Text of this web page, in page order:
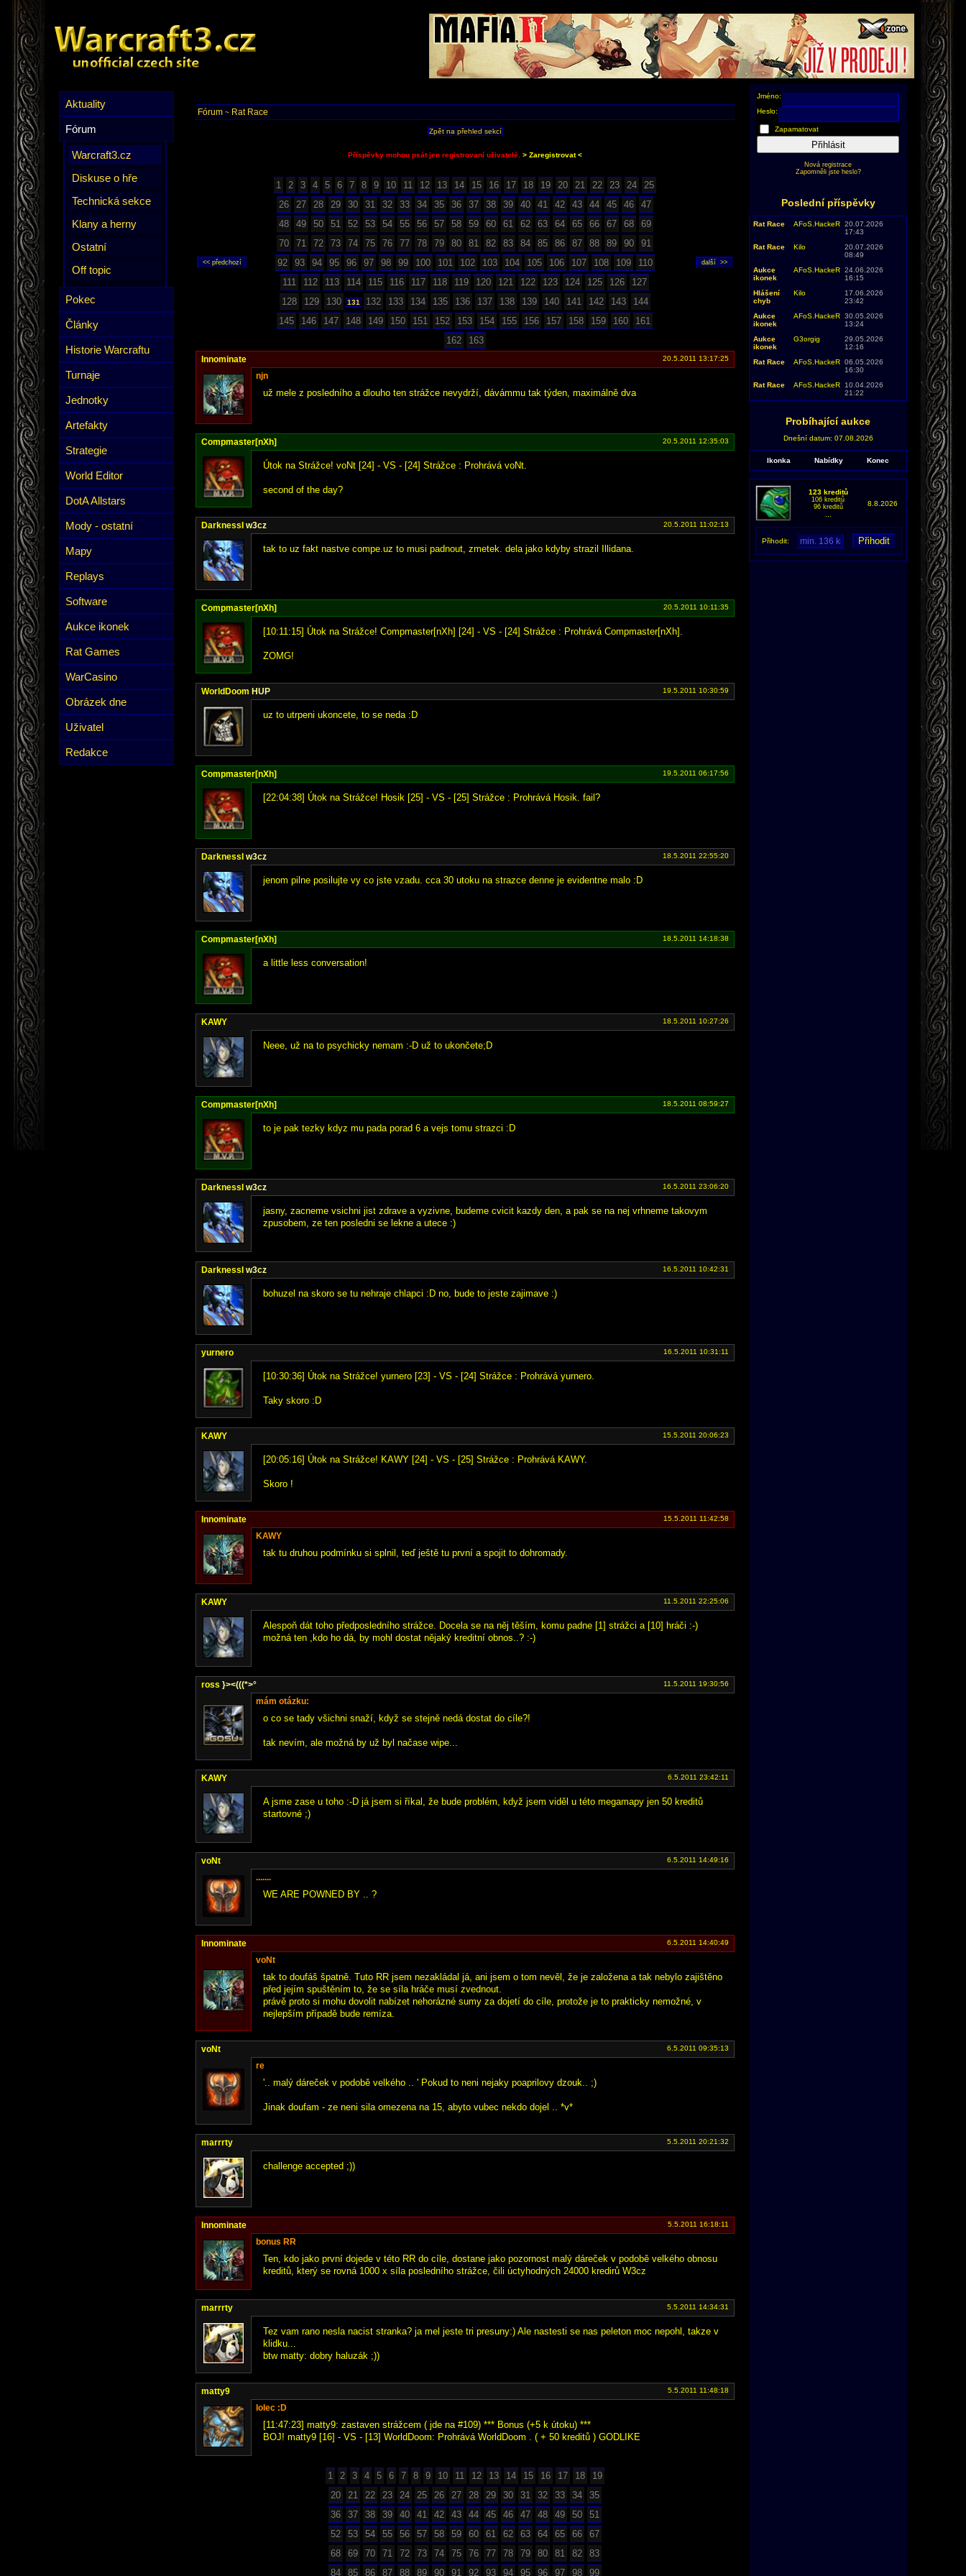
Aktuality
Fórum
Warcraft3.cz
Diskuse o hře
Technická sekce
Klany a herny
Ostatní
Off topic
Pokec
Články
Historie Warcraftu
Turnaje
Jednotky
Artefakty
Strategie
World Editor
DotA Allstars
Mody - ostatní
Mapy
Replays
Software
Aukce ikonek
Rat Games
WarCasino
Obrázek dne
Uživatel
Redakce
Fórum ~ Rat Race
Zpět na přehled sekcí
Příspěvky mohou psát jen registrovaní uživatelé. > Zaregistrovat <
1 2 3 4 5 6 7 8 9 10 11 12 13 14 15 16 17 18 19 20 21 22 23 24
25
26
27 28 29 30 31 32 33 34 35 36 37 38 39 40 41 42 43 44 45 46
47
48
49 50 51 52 53 54 55 56 57 58 59 60 61 62 63 64 65 66 67 68
69
70
71 72 73 74 75 76 77 78 79 80 81 82 83 84 85 86 87 88 89 90
91
92
93 94 95 96 97 98 99 100 101 102 103 104 105 106 107 108 109
110
111
112 113 114 115 116 117 118 119 120 121 122 123 124 125 126
127
128
129 130 131 132 133 134 135 136 137 138 139 140 141 142 143
144
145
146 147 148 149 150 151 152 153 154 155 156 157 158 159 160
161
162
163
Innominate 20.5.2011 13:17:25
njn
už mele z posledního a dlouho ten strážce nevydrží, dávámmu tak týden, maximálně dva
Compmaster[nXh] 20.5.2011 12:35:03
Útok na Strážce! voNt [24] - VS - [24] Strážce : Prohrává voNt.
second of the day?
DarknessI w3cz 20.5.2011 11:02:13
tak to uz fakt nastve compe.uz to musi padnout, zmetek. dela jako kdyby strazil Illidana.
Compmaster[nXh] 20.5.2011 10:11:35
[10:11:15] Útok na Strážce! Compmaster[nXh] [24] - VS - [24] Strážce : Prohrává Compmaster[nXh].
ZOMG!
WorldDoom HUP 19.5.2011 10:30:59
uz to utrpeni ukoncete, to se neda :D
Compmaster[nXh] 19.5.2011 06:17:56
[22:04:38] Útok na Strážce! Hosik [25] - VS - [25] Strážce : Prohrává Hosik. fail?
DarknessI w3cz 18.5.2011 22:55:20
jenom pilne posilujte vy co jste vzadu. cca 30 utoku na strazce denne je evidentne malo :D
Compmaster[nXh] 18.5.2011 14:18:38
a little less conversation!
KAWY 18.5.2011 10:27:26
Neee, už na to psychicky nemam :-D už to ukončete;D
Compmaster[nXh] 18.5.2011 08:59:27
to je pak tezky kdyz mu pada porad 6 a vejs tomu strazci :D
DarknessI w3cz 16.5.2011 23:06:20
jasny, zacneme vsichni jist zdrave a vyzivne, budeme cvicit kazdy den, a pak se na nej vrhneme takovym
zpusobem, ze ten posledni se lekne a utece :)
DarknessI w3cz 16.5.2011 10:42:31
bohuzel na skoro se tu nehraje chlapci :D no, bude to jeste zajimave :)
yurnero 16.5.2011 10:31:11
[10:30:36] Útok na Strážce! yurnero [23] - VS - [24] Strážce : Prohrává yurnero.
Taky skoro :D
KAWY 15.5.2011 20:06:23
[20:05:16] Útok na Strážce! KAWY [24] - VS - [25] Strážce : Prohrává KAWY.
Skoro !
Innominate 15.5.2011 11:42:58
KAWY
tak tu druhou podmínku si splnil, teď ještě tu první a spojit to dohromady.
KAWY 11.5.2011 22:25:06
Alespoň dát toho předposledního strážce. Docela se na něj těším, komu padne [1] strážci a [10] hráči :-)
možná ten ,kdo ho dá, by mohl dostat nějaký kreditní obnos..? :-)
ross }><(((*>° 11.5.2011 19:30:56
mám otázku:
o co se tady všichni snaží, když se stejně nedá dostat do cíle?!
tak nevím, ale možná by už byl načase wipe...
KAWY 6.5.2011 23:42:11
A jsme zase u toho :-D já jsem si říkal, že bude problém, když jsem viděl u této megamapy jen 50 kreditů
startovné ;)
voNt 6.5.2011 14:49:16
.......
WE ARE POWNED BY .. ?
Innominate 6.5.2011 14:40:49
voNt
tak to doufáš špatně. Tuto RR jsem nezakládal já, ani jsem o tom nevěl, že je založena a tak nebylo zajištěno
před jejím spuštěním to, že se síla hráče musí zvednout.
právě proto si mohu dovolit nabízet nehorázné sumy za dojetí do cíle, protože je to prakticky nemožné, v
nejlepším případě bude remíza.
voNt 6.5.2011 09:35:13
re
'.. malý dáreček v podobě velkého .. ' Pokud to neni nejaky poaprilovy dzouk.. ;)
Jinak doufam - ze neni sila omezena na 15, abyto vubec nekdo dojel .. *v*
marrrty 5.5.2011 20:21:32
challenge accepted ;))
Innominate 5.5.2011 16:18:11
bonus RR
Ten, kdo jako první dojede v této RR do cíle, dostane jako pozornost malý dáreček v podobě velkého obnosu
kreditů, který se rovná 1000 x síla posledního strážce, čili úctyhodných 24000 kredirů W3cz
marrrty 5.5.2011 14:34:31
Tez vam rano nesla nacist stranka? ja mel jeste tri presuny:) Ale nastesti se nas peleton moc nepohl, takze v
klidku...
btw matty: dobry haluzák ;))
matty9 5.5.2011 11:48:18
lolec :D
[11:47:23] matty9: zastaven strážcem ( jde na #109) *** Bonus (+5 k útoku) ***
BOJ! matty9 [16] - VS - [13] WorldDoom: Prohrává WorldDoom . ( + 50 kreditů ) GODLIKE
1 2 3 4 5 6 7 8 9 10 11 12 13 14 15 16 17 18
19
20
21 22 23 24 25 26 27 28 29 30 31 32 33 34
35
36
37 38 39 40 41 42 43 44 45 46 47 48 49 50
51
52
53 54 55 56 57 58 59 60 61 62 63 64 65 66
67
68
69 70 71 72 73 74 75 76 77 78 79 80 81 82
83
84
85 86 87 88 89 90 91 92 93 94 95 96 97 98 99
Jméno:
Heslo:
Zapamatovat
Přihlásit
Nová registrace
Zapomněli jste heslo?
Poslední příspěvky
Rat Race AFoS.HackeR 20.07.2026
17:43
Rat Race
Kilo
20.07.2026
08:49
Aukce
ikonek
AFoS.HackeR 24.06.2026
16:15
Hlášení
chyb
Kilo
17.06.2026
23:42
Aukce
ikonek
AFoS.HackeR 30.05.2026
13:24
Aukce
ikonek
G3orgig
29.05.2026
12:16
Rat Race
AFoS.HackeR 06.05.2026
16:30
Rat Race
AFoS.HackeR
10.04.2026
21:22
Probíhající aukce
Dnešní datum: 07.08.2026
Ikonka Nabídky Konec
123 kreditů
106 kreditů
96 kreditů
8.8.2026
Přihodit: